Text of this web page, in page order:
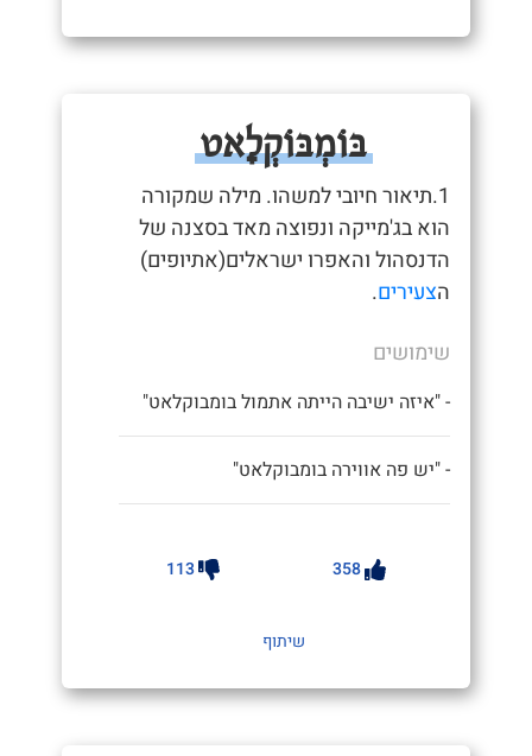
בּוֹמְבּוֹקְלָאט
1.תיאור חיובי למשהו. מילה שמקורה
הוא בג'מייקה ונפוצה מאד בסצנה של
הדנסהול והאפרו ישראלים(אתיופים)
הצעירים.
שימושים
- "איזה ישיבה הייתה אתמול בומבוקלאט"
- "יש פה אווירה בומבוקלאט"
358
113
שיתוף